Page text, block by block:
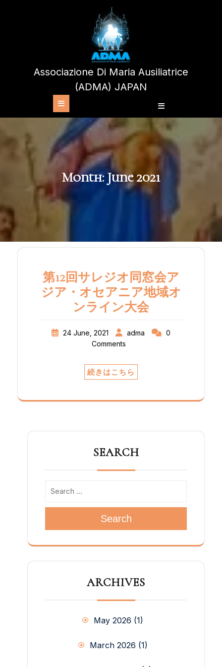
Associazione Di Maria Ausiliatrice
(ADMA) JAPAN
Button
Month: June 2021
第12回サレジオ同窓会ア
ジア・オセアニア地域オ
ンライン大会
24 June, 2021 adma
0
Comments
続きはこちら
SEARCH
Search
ARCHIVES
May 2026 (1)
March 2026 (1)